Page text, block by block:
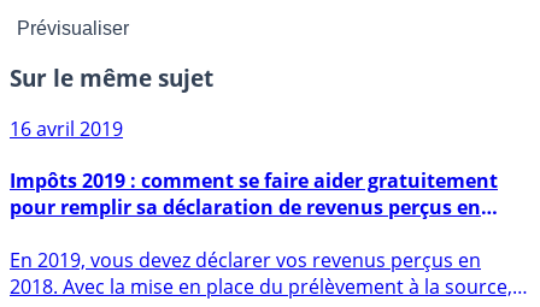
Sur le même sujet
16 avril 2019
pour remplir sa déclaration de revenus perçus en
2018 ?